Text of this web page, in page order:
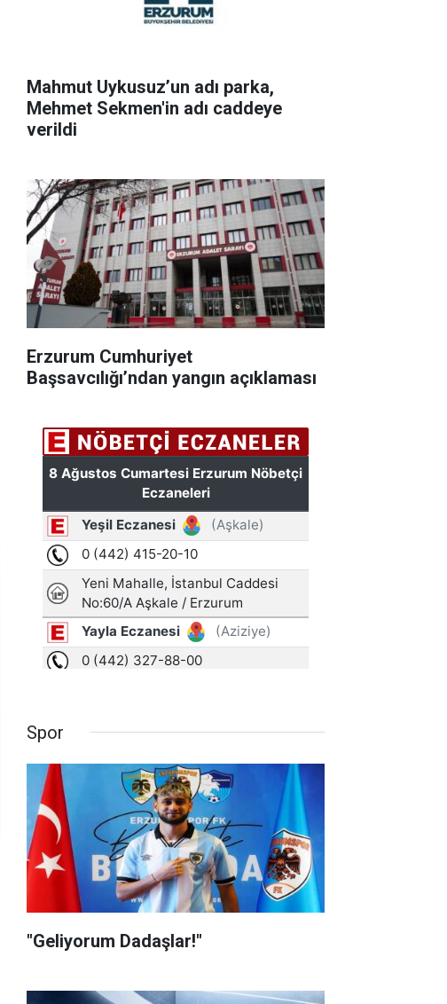
Mahmut Uykusuz’un adı parka,
Mehmet Sekmen'in adı caddeye
verildi
Erzurum Cumhuriyet
Başsavcılığı’ndan yangın açıklaması
Spor
"Geliyorum Dadaşlar!"